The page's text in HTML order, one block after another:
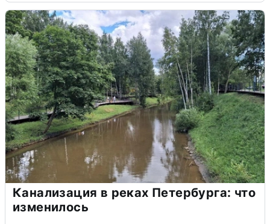
Канализация в реках Петербурга: что
изменилось